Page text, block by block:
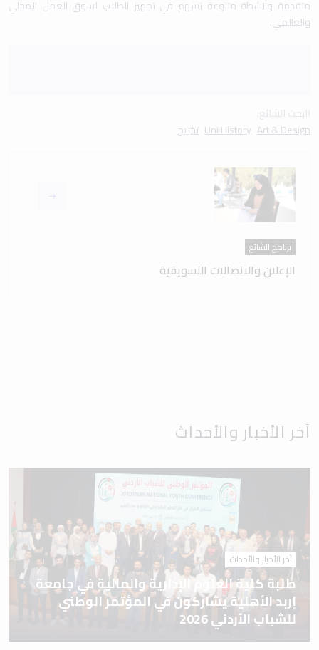
متقدمة وأنشطة متنوعة تسهم في تجهيز الطلاب لسوق العمل المحلي
والعالمي.
Art & Design
Uni History تخريج
برنامج الشائع
الإعلان والاتصالات التسويقية
آخر الأخبار والأحداث
آخر الأخبار والأحداث
طلبة كلية العلوم الإدارية والمالية في جامعة
إربد الأهلية يشاركون في المؤتمر الوطني
للشباب الأردني 2026